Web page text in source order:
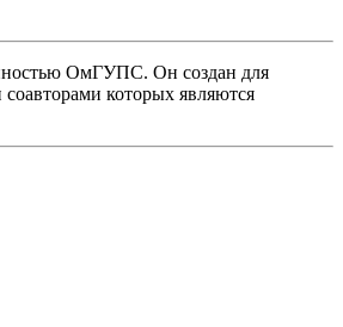
ОмГУПС. Он создан для
которых являются